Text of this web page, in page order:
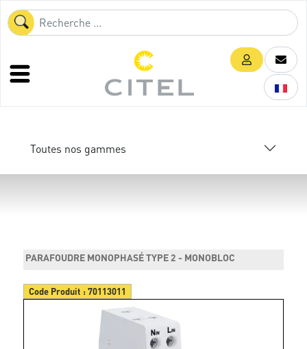
Toutes nos gammes
PARAFOUDRE MONOPHASÉ TYPE 2 - MONOBLOC
Code Produit :70113011